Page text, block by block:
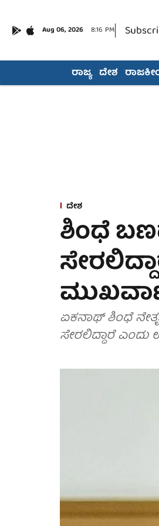
Aug 06, 2026 8:16 PM
ರಾಜ್ಯ ದೇಶ
ದೇಶ
ಶಿಂಧೆ
ಏಕನಾಥ್ ಶಿಂಧೆ
ಸೇರಲಿದ್ದಾರೆ ಎಂದು